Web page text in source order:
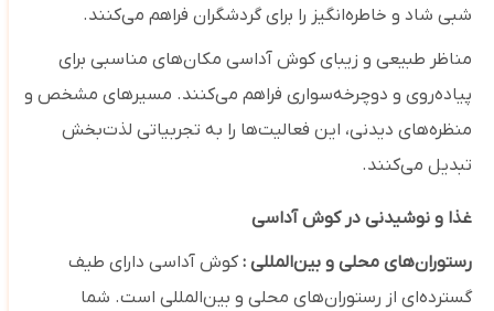
شبی شاد و خاطره‌انگیز را برای گردشگران فراهم می‌کنند.
مناظر طبیعی و زیبای کوش آداسی مکان‌های مناسبی برای
پیاده‌روی و دوچرخه‌سواری فراهم می‌کنند. مسیرهای مشخص و
منظره‌های دیدنی، این فعالیت‌ها را به تجربیاتی لذت‌بخش
تبدیل می‌کنند.
غذا و نوشیدنی در کوش آداسی
رستوران‌های محلی و بین‌المللی :کوش آداسی دارای طیف
گسترده‌ای از رستوران‌های محلی و بین‌المللی است. شما